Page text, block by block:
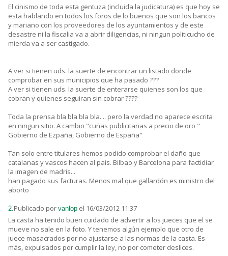
El cinismo de toda esta gentuza (incluida la judicatura) es que hoy se
esta hablando en todos los foros de lo buenos que son los bancos
y mariano con los proveedores de los ayuntamientos y de este
desastre ni la fiscalia va a abrir diligencias, ni ningun politicucho de
mierda va a ser castigado.
A ver si tienen uds. la suerte de encontrar un listado donde
comprobar en sus municipios que ha pasado ???
A ver si tienen uds. la suerte de enterarse quienes son los que
cobran y quienes seguiran sin cobrar ????
Toda la prensa bla bla bla bla.... pero la verdad no aparece escrita
en ningun sitio. A cambio "cuñas publicitarias a precio de oro "
Gobierno de Ezpaña, Gobierno de España"
Tan solo entre titulares hemos podido comprobar el daño que
catalanas y vascos hacen al pais. Bilbao y Barcelona para factidiar
la imagen de madris...
han pagado sus facturas. Menos mal que gallardón es ministro del
aborto
2.Publicado por vanlop el 16/03/2012 11:37
La casta ha tenido buen cuidado de advertir a los jueces que el se
mueve no sale en la foto. Y tenemos algún ejemplo que otro de
juece masacrados por no ajustarse a las normas de la casta. Es
más, expulsados por cumplir la ley, no por cometer deslices.